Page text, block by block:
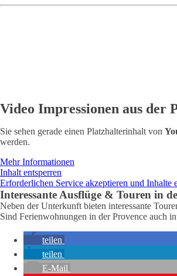
Video Impressionen aus der
Sie sehen gerade einen Platzhalterinhalt von
werden.
Mehr Informationen
Inhalt entsperren
Erforderlichen Service akzeptieren und Inhalte
Interessante Ausflüge & Touren in
Neben der Unterkunft bieten interessante
Sind Ferienwohnungen in der Provence auch
teilen
teilen
E-Mail